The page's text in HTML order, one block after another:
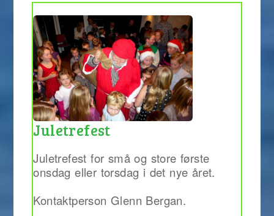
Juletrefest
Juletrefest for små og store første
onsdag eller torsdag i det nye året.
Kontaktperson Glenn Bergan.